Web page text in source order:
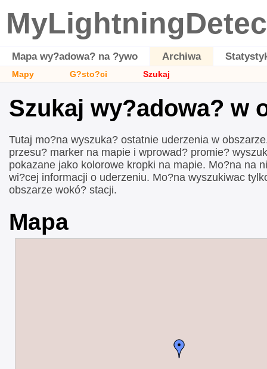
Mapa wy?adowa? na ?ywo Archiwa
Mapy G?sto?ci Szukaj
Szukaj wy?adowa? w
Tutaj mo?na wyszuka? ostatnie uderzenia w
przesu? marker na mapie i wprowad? promie?
pokazane jako kolorowe kropki na mapie. Mo?na na
wi?cej informacji o uderzeniu. Mo?na wyszukiwac
obszarze wokó? stacji.
Mapa